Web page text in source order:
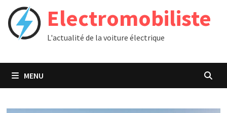
contenu
Electromobiliste
L'actualité de la voiture électrique
MENU